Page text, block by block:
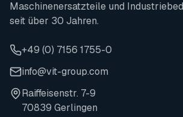
Maschinenersatzteile und
seit über 30 Jahren.
+49 (0) 7156 1755-0
info@vit-group.com
Raiffeisenstr. 7-9
70839 Gerlingen